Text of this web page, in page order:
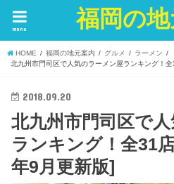
福岡の
menu
HOME 福岡の地元案内 グルメ
ラーメン
北九州市門司区で人気のラーメン屋ランキング！
2018.09.20
北九州市門司区で
ランキング！全31
年9月更新版]